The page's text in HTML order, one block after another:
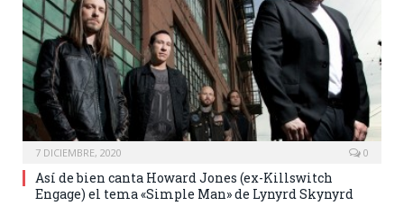
7 DICIEMBRE, 2020 0
Así de bien canta Howard Jones (ex-Killswitch
Engage) el tema «Simple Man» de Lynyrd Skynyrd